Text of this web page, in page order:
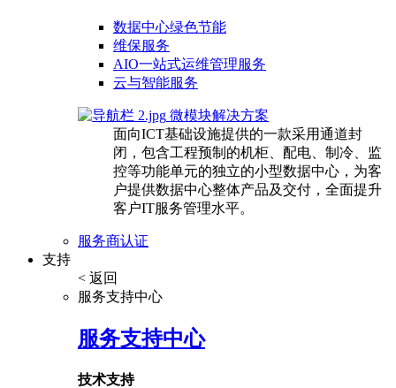
数据中心绿色节能
维保服务
AIO一站式运维管理服务
云与智能服务
微模块解决方案
面向ICT基础设施提供的一款采用通道封
闭，包含工程预制的机柜、配电、制冷、监
控等功能单元的独立的小型数据中心，为客
户提供数据中心整体产品及交付，全面提升
客户IT服务管理水平。
服务商认证
支持
< 返回
服务支持中心
服务支持中心
技术支持